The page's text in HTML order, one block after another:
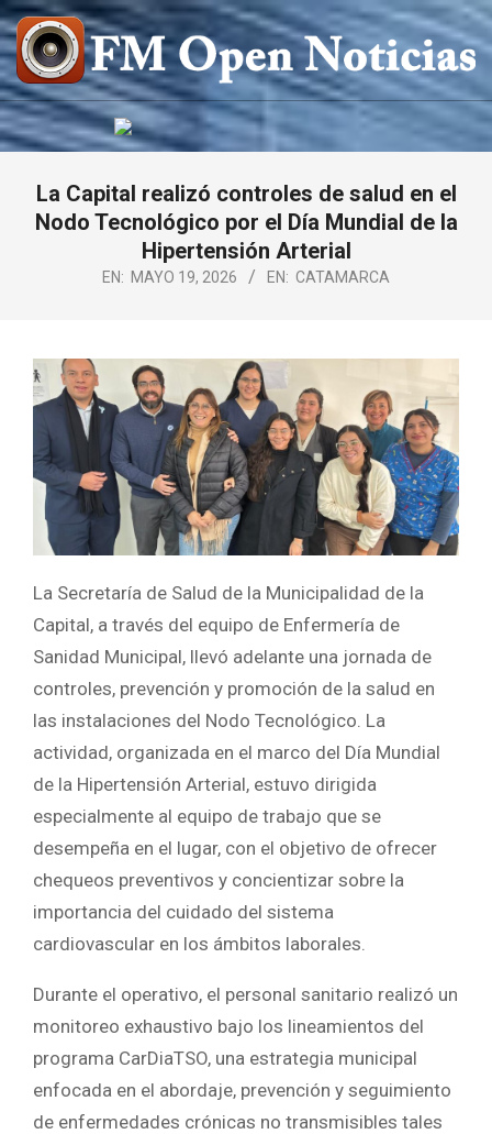
Saltar
al
contenido
FM
OPEN
NOTICIAS
La Capital realizó controles de salud en el
Nodo Tecnológico por el Día Mundial de la
Hipertensión Arterial
EN: MAYO 19, 2026 EN: CATAMARCA
La Secretaría de Salud de la Municipalidad de la
Capital, a través del equipo de Enfermería de
Sanidad Municipal, llevó adelante una jornada de
controles, prevención y promoción de la salud en
las instalaciones del Nodo Tecnológico. La
actividad, organizada en el marco del Día Mundial
de la Hipertensión Arterial, estuvo dirigida
especialmente al equipo de trabajo que se
desempeña en el lugar, con el objetivo de ofrecer
chequeos preventivos y concientizar sobre la
importancia del cuidado del sistema
cardiovascular en los ámbitos laborales.
Durante el operativo, el personal sanitario realizó un
monitoreo exhaustivo bajo los lineamientos del
programa CarDiaTSO, una estrategia municipal
enfocada en el abordaje, prevención y seguimiento
de enfermedades crónicas no transmisibles tales